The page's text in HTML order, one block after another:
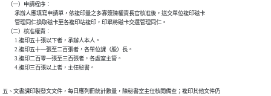
    （一）申請程序：
          承辦人應填寫申請單，依複印量之多寡簽陳權責長官核准後，送交單位複印磁卡
          管理同仁換取磁卡至各複印站複印，印畢將磁卡交還管理同仁。
    （二）核准權責：
          1.複印五十張以下者，承辦人本人。
          2.複印五十一張至二百張者，各單位課（股）長。
          3.複印二百零一張至三百張者，各處室主管。
          4.複印三百張以上者，主任秘書。
五、文書課印製發文文件，每日應列冊統計數量，陳秘書室主任核閱備查；複印其他文件仍